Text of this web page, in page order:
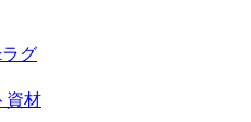
グ
資材